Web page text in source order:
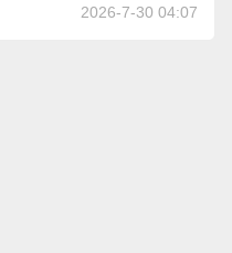
2026-7-30 04:07